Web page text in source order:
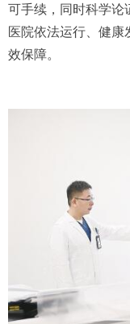
可手续，同时科学论
医院依法运行、健
效保障。